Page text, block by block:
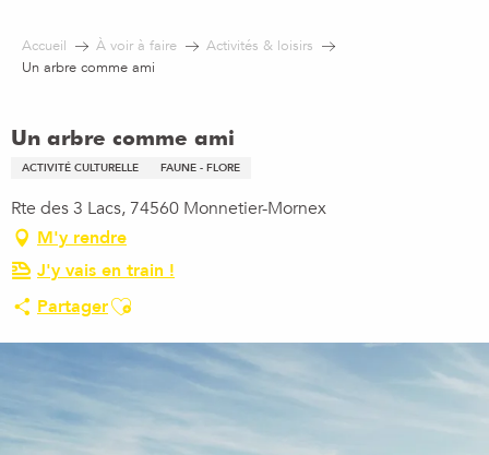
contenu
Accueil À voir à faire
Activités & loisirs
Un arbre comme ami
Un arbre comme ami
ACTIVITÉ CULTURELLE FAUNE - FLORE
Rte des 3 Lacs, 74560 Monnetier-Mornex
M'y rendre
J'y vais en train !
PartagerAjouter aux favoris